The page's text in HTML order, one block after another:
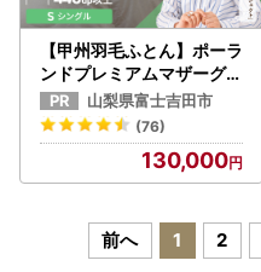
【甲州羽毛ふとん】ポーラ
ンドプレミアムマザーグー
ス95% (シングル) 肌掛け
布団 ホワイト 布団
山梨県富士吉田市
(76)
130,000
前へ 1 2